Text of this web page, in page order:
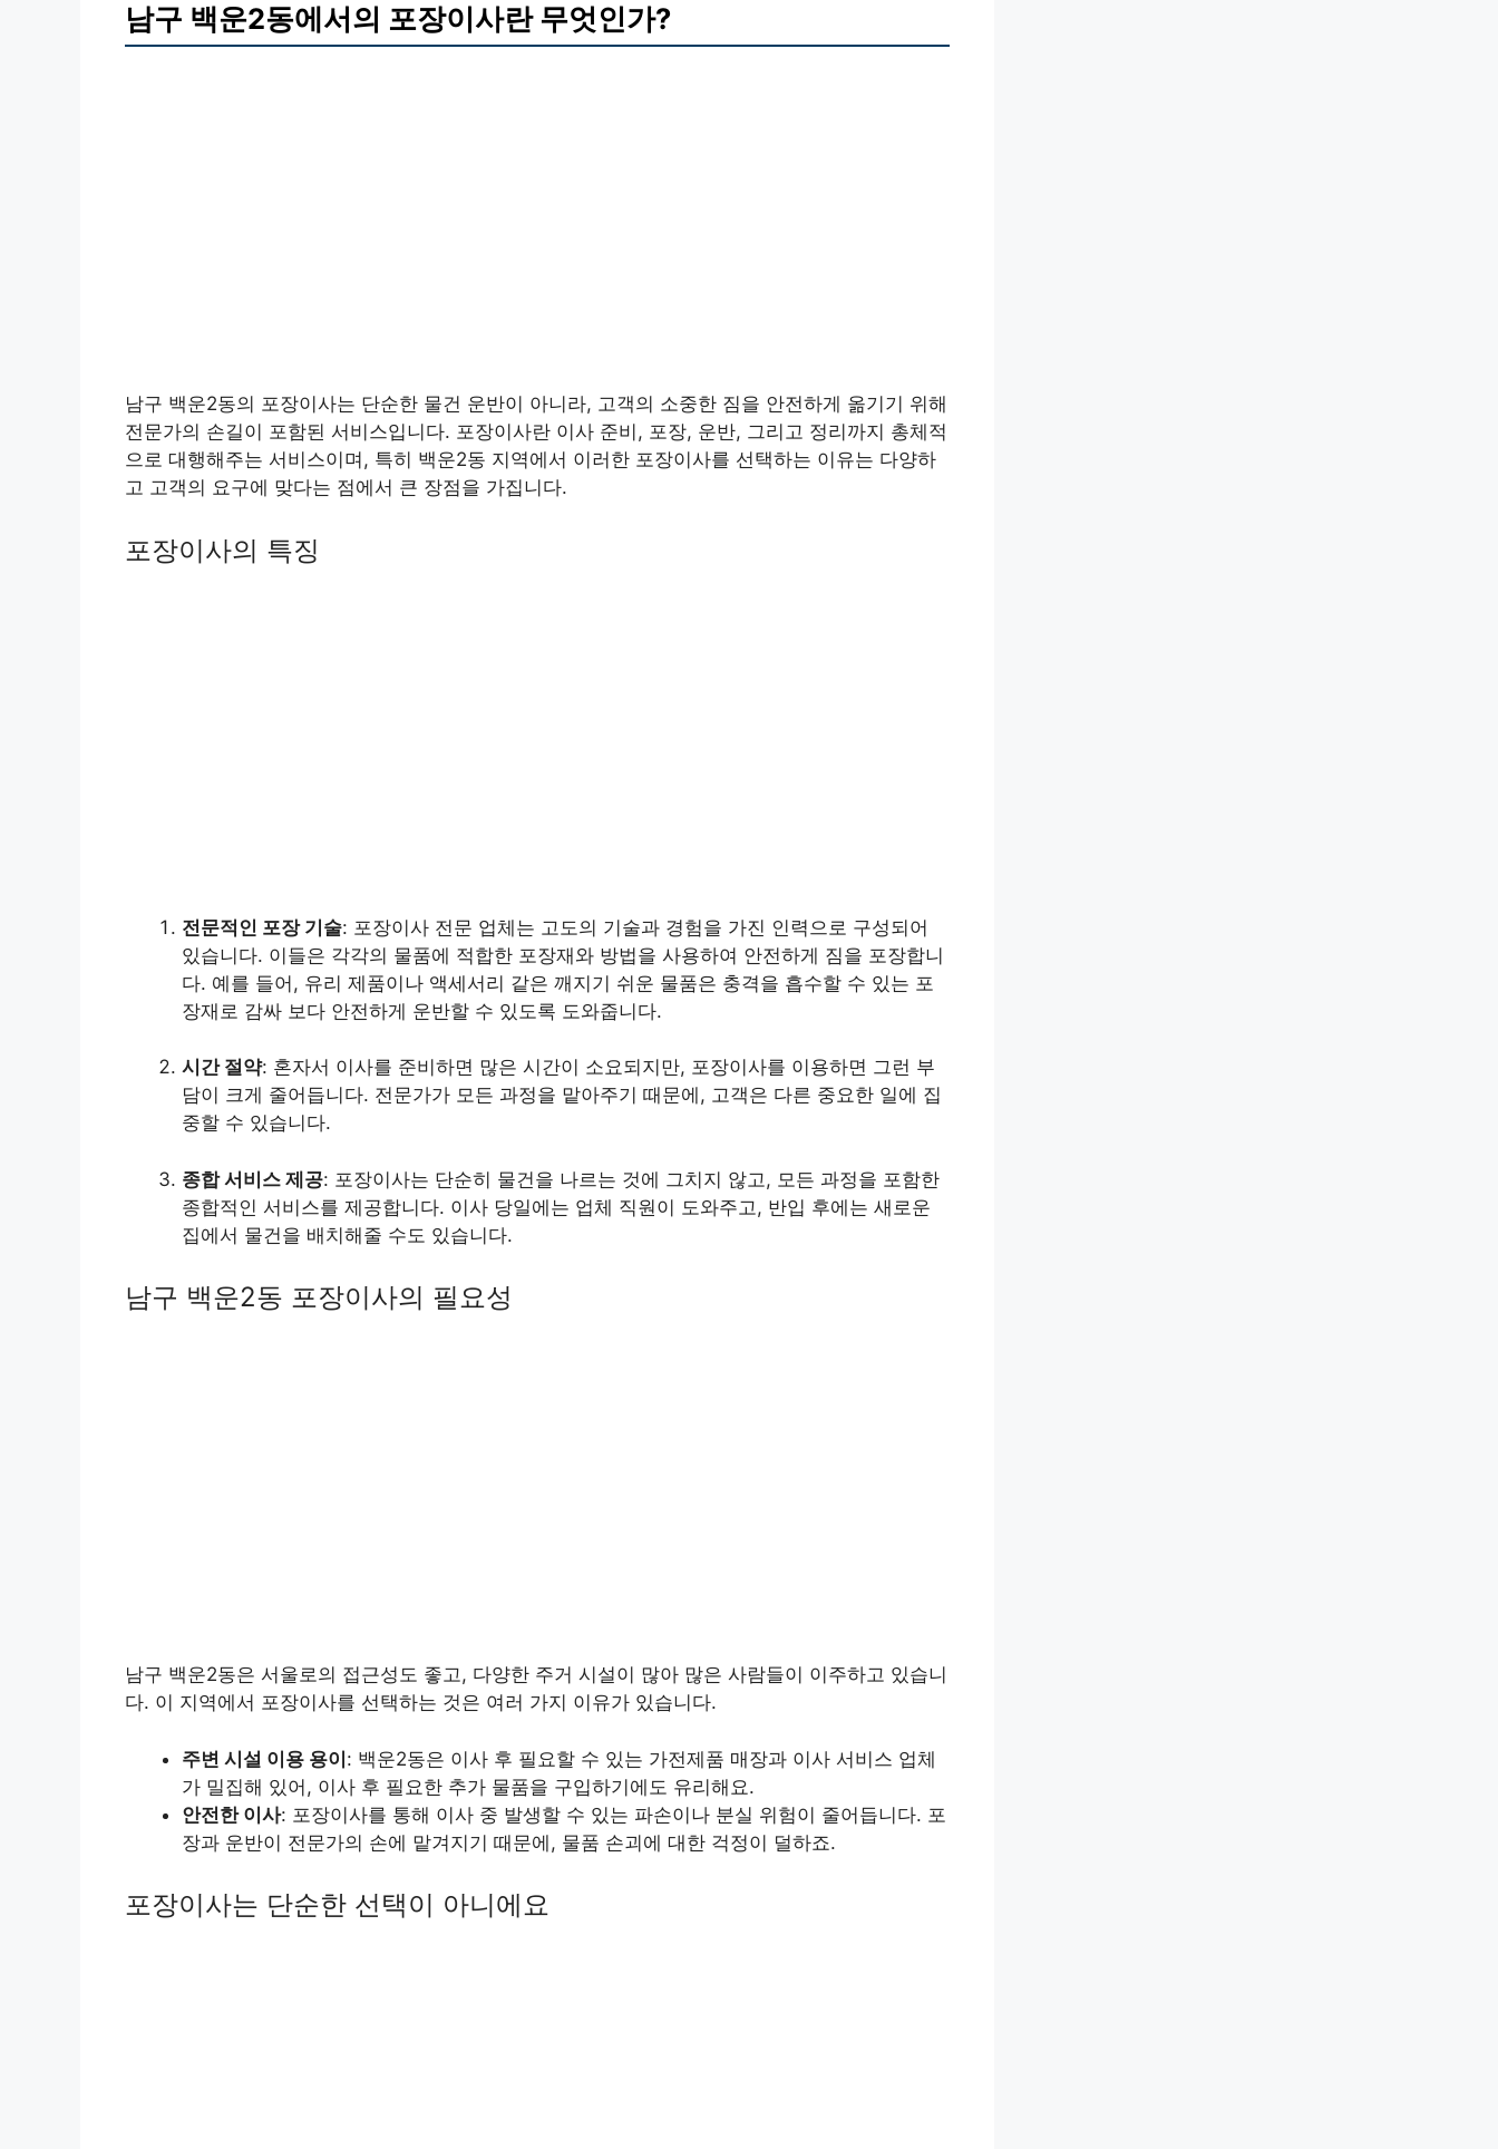
남구 백운2동에서의 포장이사란 무엇인가?
남구 백운2동의 포장이사는 단순한 물건 운반이 아니라, 고객의 소중한 짐을 안전하게 옮기기 위해
전문가의 손길이 포함된 서비스입니다. 포장이사란 이사 준비, 포장, 운반, 그리고 정리까지 총체적
으로 대행해주는 서비스이며, 특히 백운2동 지역에서 이러한 포장이사를 선택하는 이유는 다양하
고 고객의 요구에 맞다는 점에서 큰 장점을 가집니다.
포장이사의 특징
전문적인 포장 기술: 포장이사 전문 업체는 고도의 기술과 경험을 가진 인력으로 구성되어
있습니다. 이들은 각각의 물품에 적합한 포장재와 방법을 사용하여 안전하게 짐을 포장합니
다. 예를 들어, 유리 제품이나 액세서리 같은 깨지기 쉬운 물품은 충격을 흡수할 수 있는 포
장재로 감싸 보다 안전하게 운반할 수 있도록 도와줍니다.
시간 절약: 혼자서 이사를 준비하면 많은 시간이 소요되지만, 포장이사를 이용하면 그런 부
담이 크게 줄어듭니다. 전문가가 모든 과정을 맡아주기 때문에, 고객은 다른 중요한 일에 집
중할 수 있습니다.
종합 서비스 제공: 포장이사는 단순히 물건을 나르는 것에 그치지 않고, 모든 과정을 포함한
종합적인 서비스를 제공합니다. 이사 당일에는 업체 직원이 도와주고, 반입 후에는 새로운
집에서 물건을 배치해줄 수도 있습니다.
남구 백운2동 포장이사의 필요성
남구 백운2동은 서울로의 접근성도 좋고, 다양한 주거 시설이 많아 많은 사람들이 이주하고 있습니
다. 이 지역에서 포장이사를 선택하는 것은 여러 가지 이유가 있습니다.
주변 시설 이용 용이: 백운2동은 이사 후 필요할 수 있는 가전제품 매장과 이사 서비스 업체
가 밀집해 있어, 이사 후 필요한 추가 물품을 구입하기에도 유리해요.
안전한 이사: 포장이사를 통해 이사 중 발생할 수 있는 파손이나 분실 위험이 줄어듭니다. 포
장과 운반이 전문가의 손에 맡겨지기 때문에, 물품 손괴에 대한 걱정이 덜하죠.
포장이사는 단순한 선택이 아니에요